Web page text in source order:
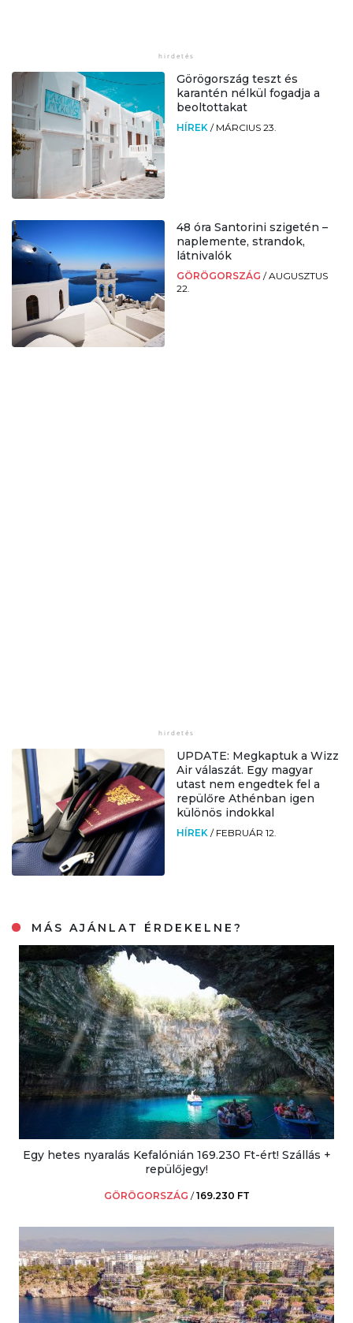
Görögország teszt és
karantén nélkül fogadja a
beoltottakat
HÍREK / MÁRCIUS 23.
48 óra Santorini szigetén –
naplemente, strandok,
látnivalók
GÖRÖGORSZÁG /AUGUSZTUS
22.
UPDATE: Megkaptuk a Wizz
Air válaszát. Egy magyar
utast nem engedtek fel a
repülőre Athénban igen
különös indokkal
HÍREK / FEBRUÁR 12.
MÁS AJÁNLAT ÉRDEKELNE?
Egy hetes nyaralás Kefalónián 169.230 Ft-ért! Szállás +
repülőjegy!
GÖRÖGORSZÁG /169.230 FT